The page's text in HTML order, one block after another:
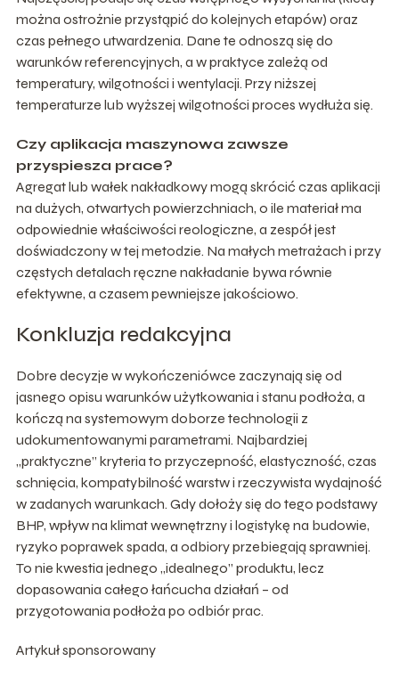
można ostrożnie przystąpić do kolejnych etapów) oraz
czas pełnego utwardzenia. Dane te odnoszą się do
warunków referencyjnych, a w praktyce zależą od
temperatury, wilgotności i wentylacji. Przy niższej
temperaturze lub wyższej wilgotności proces wydłuża się.
Czy aplikacja maszynowa zawsze
przyspiesza prace?
Agregat lub wałek nakładkowy mogą skrócić czas aplikacji
na dużych, otwartych powierzchniach, o ile materiał ma
odpowiednie właściwości reologiczne, a zespół jest
doświadczony w tej metodzie. Na małych metrażach i przy
częstych detalach ręczne nakładanie bywa równie
efektywne, a czasem pewniejsze jakościowo.
Konkluzja redakcyjna
Dobre decyzje w wykończeniówce zaczynają się od
jasnego opisu warunków użytkowania i stanu podłoża, a
kończą na systemowym doborze technologii z
udokumentowanymi parametrami. Najbardziej
„praktyczne” kryteria to przyczepność, elastyczność, czas
schnięcia, kompatybilność warstw i rzeczywista wydajność
w zadanych warunkach. Gdy dołoży się do tego podstawy
BHP, wpływ na klimat wewnętrzny i logistykę na budowie,
ryzyko poprawek spada, a odbiory przebiegają sprawniej.
To nie kwestia jednego „idealnego” produktu, lecz
dopasowania całego łańcucha działań – od
przygotowania podłoża po odbiór prac.
Artykuł sponsorowany